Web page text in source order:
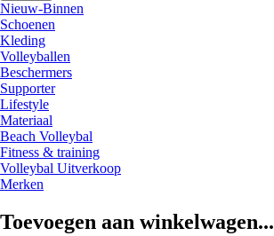
Nieuw-Binnen
Schoenen
Kleding
Volleyballen
Beschermers
Supporter
Lifestyle
Materiaal
Beach Volleybal
Fitness & training
Volleybal Uitverkoop
Merken
Toevoegen aan winkelwagen...